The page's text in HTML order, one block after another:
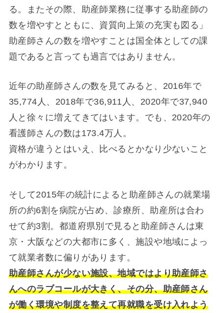
る。またその際、助産師業務に従事する助産師の
数を増やすとともに、資質向上策の充実も図る」
助産師さんの数を増やすことは国全体としての課
題であると言っても過言ではありません。
近年の助産師さんの数を見てみると、2016年で
35,774人、2018年で36,911人、2020年で37,940
人と徐々に増えてきてはいます。でも、2020年の
看護師さんの数は173.4万人。
資格が違うとはいえ、比べるとかなり少ないこと
がわかります。
そして2015年の統計によると助産師さんの就業場
所の約6割を病院が占め、診療所、助産所は合わ
せて約3割。都道府県別で見ると助産師さんは東
京・大阪などの大都市に多く、施設や地域によっ
て就業者数に偏りがあります。
助産師さんが少ない施設、地域ではより助産師さ
んへのラブコールが大きく、その分、助産師さん
が働く環境や制度を整えて再就職を受け入れよう